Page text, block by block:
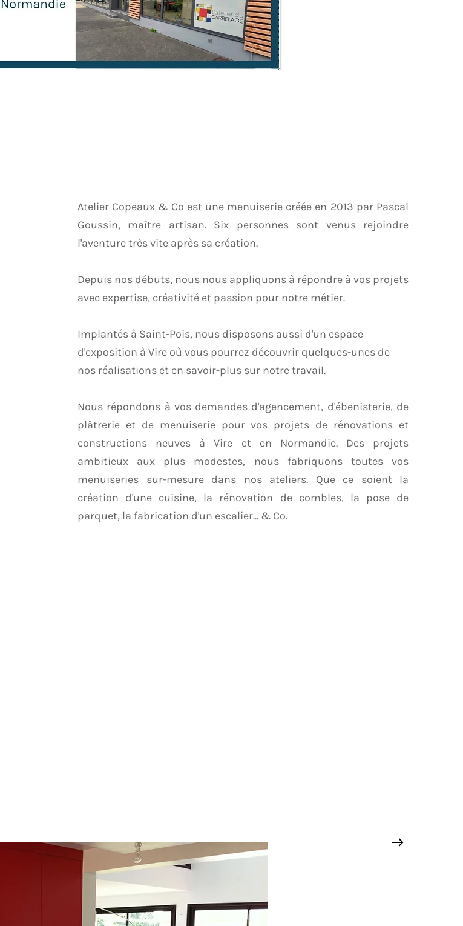
Atelier Copeaux & Co est une menuiserie créée en 2013 par Pascal
Goussin, maître artisan. Six personnes sont venus rejoindre
l'aventure très vite après sa création.
Depuis nos débuts, nous nous appliquons à répondre à vos projets
avec expertise, créativité et passion pour notre métier.
Implantés à Saint-Pois, nous disposons aussi d'un espace
d'exposition à Vire où vous pourrez découvrir quelques-unes de
nos réalisations et en savoir-plus sur notre travail.
Nous répondons à vos demandes d'agencement, d'ébenisterie, de
plâtrerie et de menuiserie pour vos projets de rénovations et
constructions neuves à Vire et en Normandie. Des projets
ambitieux aux plus modestes, nous fabriquons toutes vos
menuiseries sur-mesure dans nos ateliers. Que ce soient la
création d'une cuisine, la rénovation de combles, la pose de
parquet, la fabrication d'un escalier... & Co.